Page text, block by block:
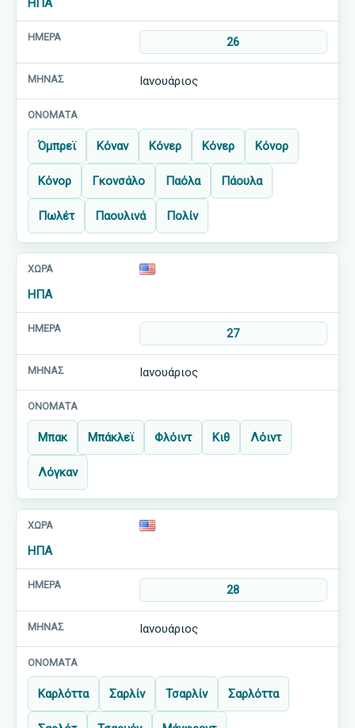
ΗΠΑ
26
Ιανουάριος
Όμπρεϊ Κόναν Κόνερ Κόνερ Κόνορ
Κόνορ Γκονσάλο Παόλα Πάουλα
Πωλέτ Παουλινά Πολίν
ΗΠΑ
27
Ιανουάριος
Μπακ Μπάκλεϊ Φλόιντ Κιθ Λόιντ
Λόγκαν
ΗΠΑ
28
Ιανουάριος
Καρλόττα Σαρλίν Τσαρλίν Σαρλόττα